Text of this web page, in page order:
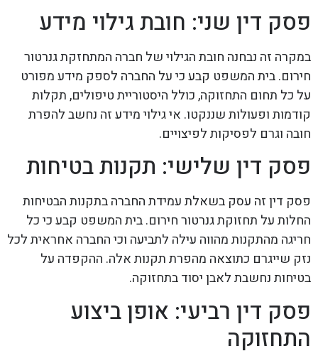
פסק דין שני: חובת גילוי מידע
במקרה זה נבחנה חובת הגילוי של חברה המתחזקת גנרטור
חירום. בית המשפט קבע כי על החברה לספק מידע מפורט
על כל תחום התחזוקה, כולל היסטוריית טיפולים, תקלות
קודמות ופעולות שננקטו. אי גילוי מידע זה נחשב להפרת
חובה וגרם לפסיקות לפיצויים.
פסק דין שלישי: תקנות בטיחות
פסק דין זה עסק בשאלת עמידת החברה בתקנות הבטיחות
החלות על תחזוקת גנרטור חירום. בית המשפט קבע כי כל
חריגה מהתקנות מהווה עילה לתביעה וכי החברה אחראית לכל
נזק שייגרם כתוצאה מהפרת תקנות אלה. ההקפדה על
בטיחות נחשבת לאבן יסוד בתחזוקה.
פסק דין רביעי: אופן ביצוע
התחזוקה